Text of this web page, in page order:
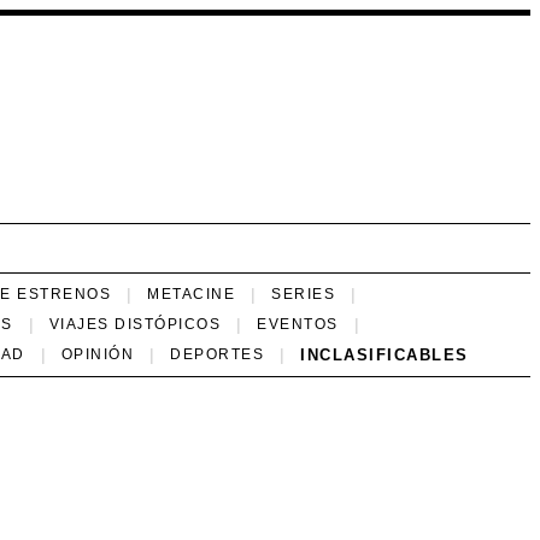
ESTRENOS METACINE
SERIES
VIAJES DISTÓPICOS
EVENTOS
OPINIÓN DEPORTES INCLASIFICABLES